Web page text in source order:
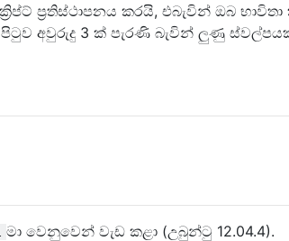
ප්‍රතිස්ථාපනය කරයි, එබැවින් ඔබ
අවුරුදු 3 ක් පැරණි බැවින් ලුණු
මා වෙනුවෙන් වැඩ කළා (උබුන්ටු 12.04.4).